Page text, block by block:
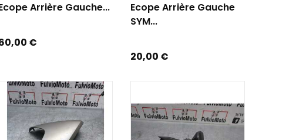
Arrière Gauche...
€
Ecope Arrière Gauche
SYM...
Prix
20,00 €